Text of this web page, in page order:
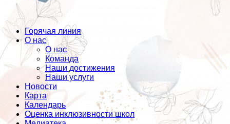
Горячая линия
О нас
О нас
Команда
Наши достижения
Наши услуги
Новости
Карта
Календарь
Оценка инклюзивности школ